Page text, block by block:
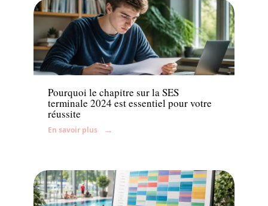
Enfant
Pourquoi le chapitre sur la SES
terminale 2024 est essentiel pour votre
réussite
En savoir plus